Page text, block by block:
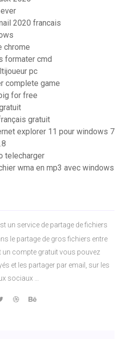
2020 francais
chrome
formater cmd
pc
complete game
for free
gratuit
explorer 11 pour windows 7
telecharger
wma en mp3 avec windows
un service de partage de fichiers
le partage de gros fichiers entre
compte gratuit vous pouvez
et les partager par email, sur les
sociaux …